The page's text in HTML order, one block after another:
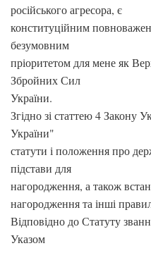
російського агресора, є
конституційним
безумовним
пріоритетом для мене як
Збройних Сил
України.
Згідно зі статтею 4 Закону
України"
статути і положення про
підстави для
нагородження, а також
нагородження та інші
Відповідно до Статуту
Указом